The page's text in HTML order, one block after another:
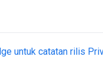
untuk catatan rilis